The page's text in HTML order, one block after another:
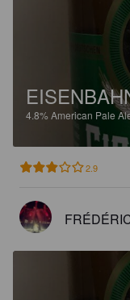
4.8% American Pale
2.9